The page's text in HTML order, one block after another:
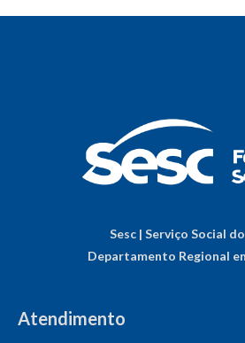
Sesc | Serviço Social
Departamento Regional
Atendimento